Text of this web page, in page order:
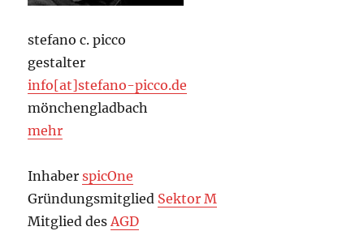
stefano c. picco
gestalter
info[at]stefano-picco.de
mönchengladbach
mehr
InhaberspicOne
Gründungsmitglied Sektor M
Mitglied desAGD